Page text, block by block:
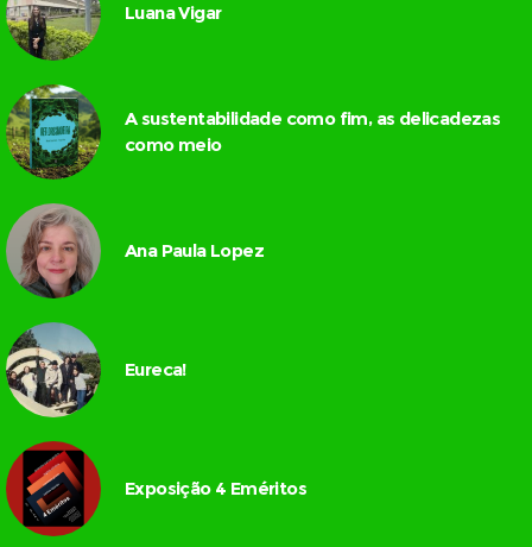
Luana Vigar
A sustentabilidade como fim, as delicadezas
como meio
Ana Paula Lopez
Eureca!
Exposição 4 Eméritos